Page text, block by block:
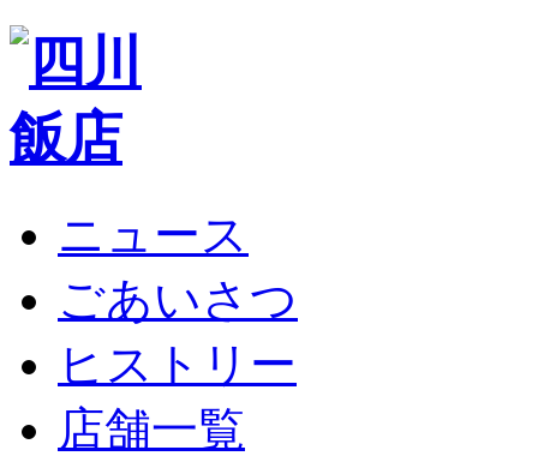
ニュース
ごあいさつ
ヒストリー
店舗一覧